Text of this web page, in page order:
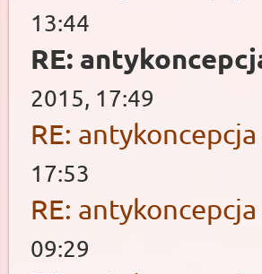
13:44
RE:
2015, 17:49
RE:
17:53
RE:
09:29